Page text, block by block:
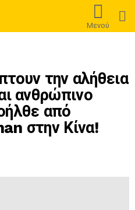
Μενού
την αλήθεια
ανθρώπινο
από
στην Κίνα!